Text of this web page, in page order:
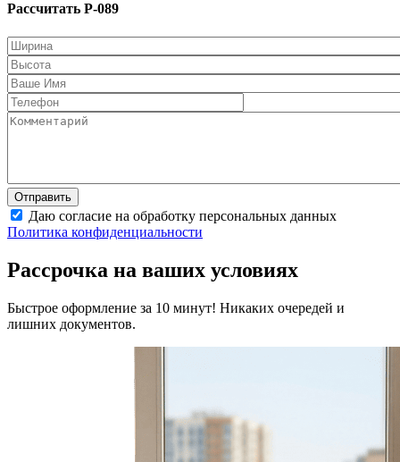
Рассчитать P-089
Даю согласие на обработку персональных данных
Политика конфиденциальности
Рассрочка на ваших условиях
Быстрое оформление за 10 минут! Никаких очередей и
лишних документов.